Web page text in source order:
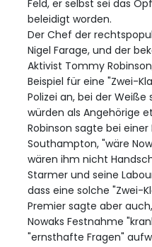
Feld, er selbst sei das
beleidigt worden.
Der Chef der
Nigel Farage, und der
Aktivist Tommy
Beispiel für eine "Zwei-
Polizei an, bei der
würden als Angehörige
Robinson sagte bei
Southampton, "wäre
wären ihm nicht
Starmer und seine
dass eine solche "Zwei-
Premier sagte aber
Nowaks Festnahme
"ernsthafte Fragen"